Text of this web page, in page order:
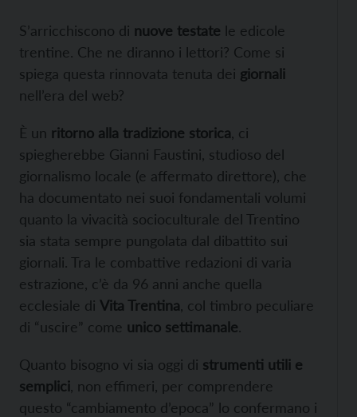
S’arricchiscono di nuove testate le edicole
trentine. Che ne diranno i lettori? Come si
spiega questa rinnovata tenuta dei giornali
nell’era del web?
È un ritorno alla tradizione storica , ci
spiegherebbe Gianni Faustini, studioso del
giornalismo locale (e affermato direttore), che
ha documentato nei suoi fondamentali volumi
quanto la vivacità socioculturale del Trentino
sia stata sempre pungolata dal dibattito sui
giornali. Tra le combattive redazioni di varia
estrazione, c’è da 96 anni anche quella
ecclesiale di Vita Trentina , col timbro peculiare
di “uscire” come unico settimanale.
Quanto bisogno vi sia oggi di strumenti utili e
semplici , non effimeri, per comprendere
questo “cambiamento d’epoca” lo confermano i